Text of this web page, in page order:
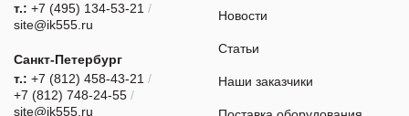
т.: +7 (495) 134-53-21 /
site@ik555.ru
Санкт-Петербург
т.: +7 (812) 458-43-21 /
+7 (812) 748-24-55 /
site@ik555.ru
Новости
Статьи
Наши заказчики